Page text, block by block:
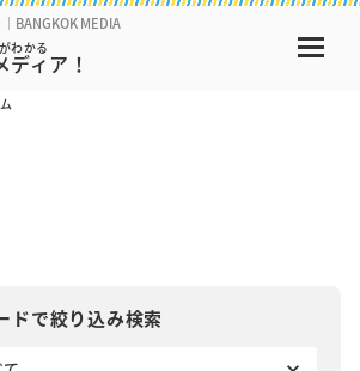
BANGKOK MEDIA
わかる
ディア！
ドで絞り込み検索